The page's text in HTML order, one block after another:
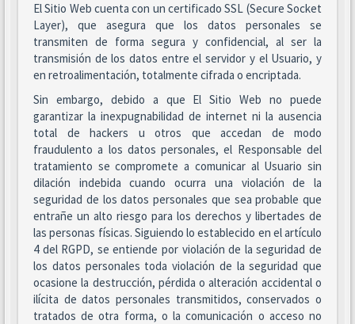
El Sitio Web cuenta con un certificado SSL (Secure Socket
Layer), que asegura que los datos personales se
transmiten de forma segura y confidencial, al ser la
transmisión de los datos entre el servidor y el Usuario, y
en retroalimentación, totalmente cifrada o encriptada.
Sin embargo, debido a que El Sitio Web no puede
garantizar la inexpugnabilidad de internet ni la ausencia
total de hackers u otros que accedan de modo
fraudulento a los datos personales, el Responsable del
tratamiento se compromete a comunicar al Usuario sin
dilación indebida cuando ocurra una violación de la
seguridad de los datos personales que sea probable que
entrañe un alto riesgo para los derechos y libertades de
las personas físicas. Siguiendo lo establecido en el artículo
4 del RGPD, se entiende por violación de la seguridad de
los datos personales toda violación de la seguridad que
ocasione la destrucción, pérdida o alteración accidental o
ilícita de datos personales transmitidos, conservados o
tratados de otra forma, o la comunicación o acceso no